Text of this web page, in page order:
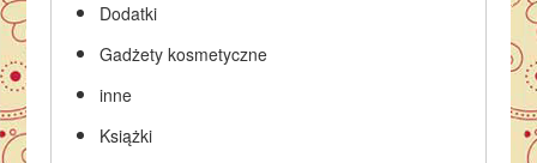
Dodatki
Gadżety kosmetyczne
inne
Książki